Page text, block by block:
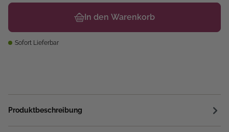
In den Warenkorb
Sofort Lieferbar
Produktbeschreibung